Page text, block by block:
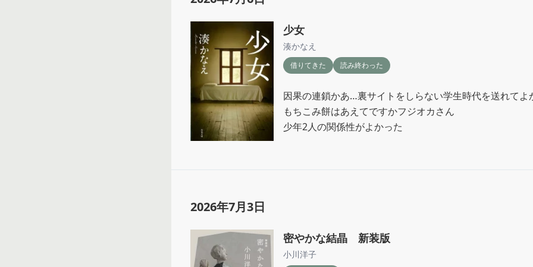
少女
湊かなえ
借りてきた 読み終わった
因果の連鎖かあ…裏サイトをしらない学生時代を送れてよ
もちこみ餅はあえてですかフジオカさん
少年2人の関係性がよかった
2026年7月3日
密やかな結晶 新装版
小川洋子